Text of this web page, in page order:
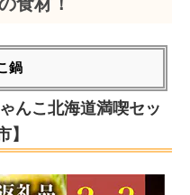
鍋
んこ北海道満喫セッ
】